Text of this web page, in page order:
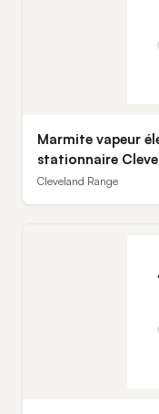
Marmite vapeur
stationnaire
Cleveland Range